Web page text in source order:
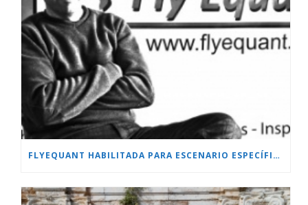
FLYEQUANT HABILITADA PARA ESCENARIO ESPECÍFICO.